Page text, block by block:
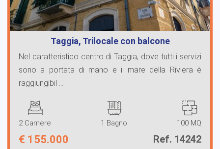
Taggia, Trilocale con balcone
Nel caratteristico centro di Taggia, dove tutti i servizi
sono a portata di mano e il mare della Riviera è
raggiungibil ...
2 Camere 1 Bagno 100 MQ
€ 155.000 Ref. 14242